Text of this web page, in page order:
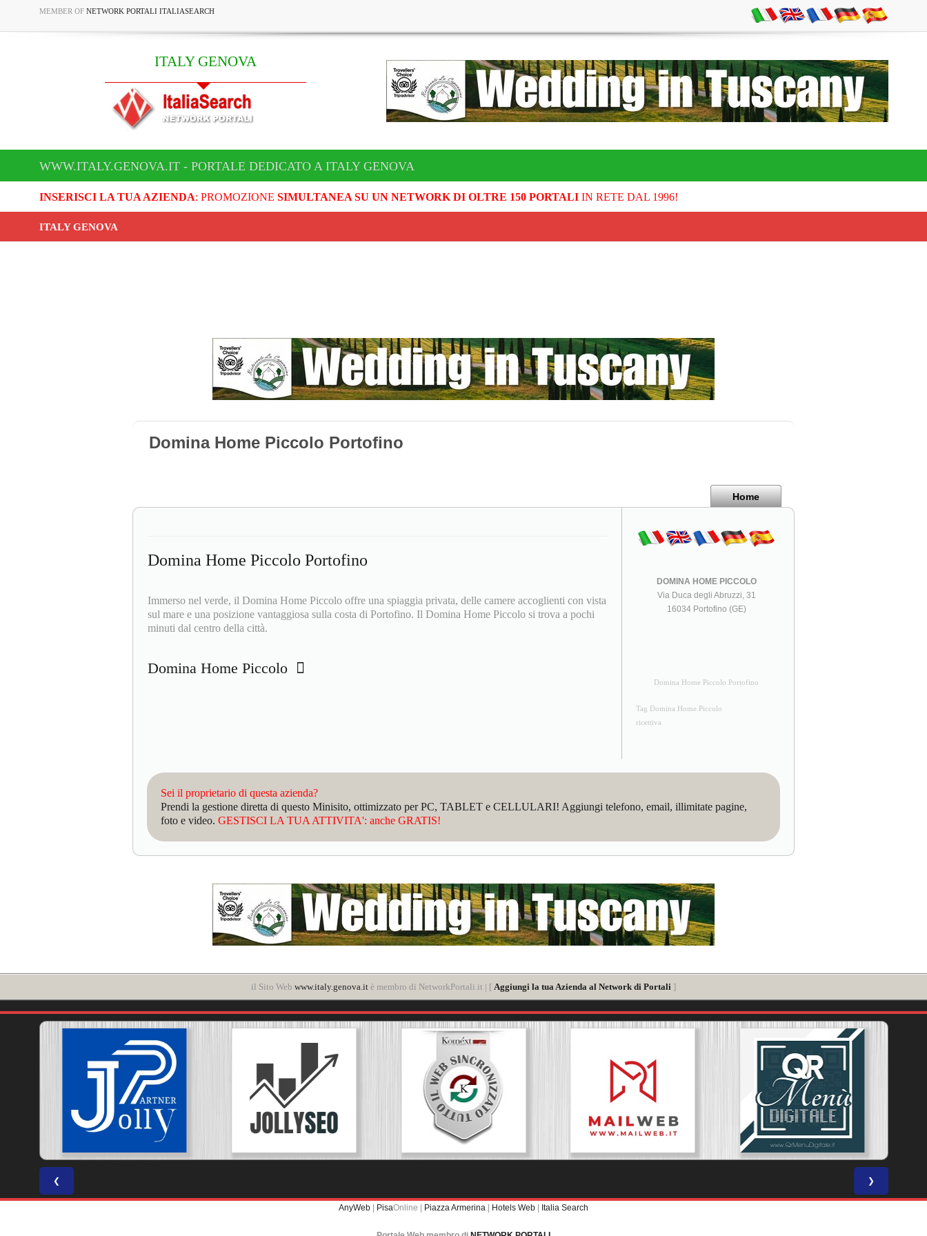
MEMBER OF NETWORK PORTALI ITALIASEARCH
ITALY GENOVA
WWW.ITALY.GENOVA.IT - PORTALE DEDICATO A ITALY GENOVA
INSERISCI LA TUA AZIENDA: PROMOZIONE SIMULTANEA SU UN NETWORK DI OLTRE 150 PORTALIIN RETE DAL 1996!
ITALY GENOVA
Domina Home Piccolo Portofino
Home
Domina Home Piccolo Portofino
Immerso nel verde, il Domina Home Piccolo offre una spiaggia privata, delle camere accoglienti con vista
sul mare e una posizione vantaggiosa sulla costa di Portofino. Il Domina Home Piccolo si trova a pochi
minuti dal centro della città.
Domina Home Piccolo
DOMINA HOME PICCOLO
Via Duca degli Abruzzi, 31
16034 Portofino (GE)
Domina Home Piccolo Portofino
Tag Domina Home Piccolo
ricettiva
Sei il proprietario di questa azienda?
Prendi la gestione diretta di questo Minisito, ottimizzato per PC, TABLET e CELLULARI! Aggiungi telefono, email, illimitate pagine,
foto e video. GESTISCI LA TUA ATTIVITA': anche GRATIS!
il Sito Web www.italy.genova.it è membro di NetworkPortali.it | [ Aggiungi la tua Azienda al Network di Portali ]
❮ ❯
AnyWeb | PisaOnline | Piazza Armerina | Hotels Web | Italia Search